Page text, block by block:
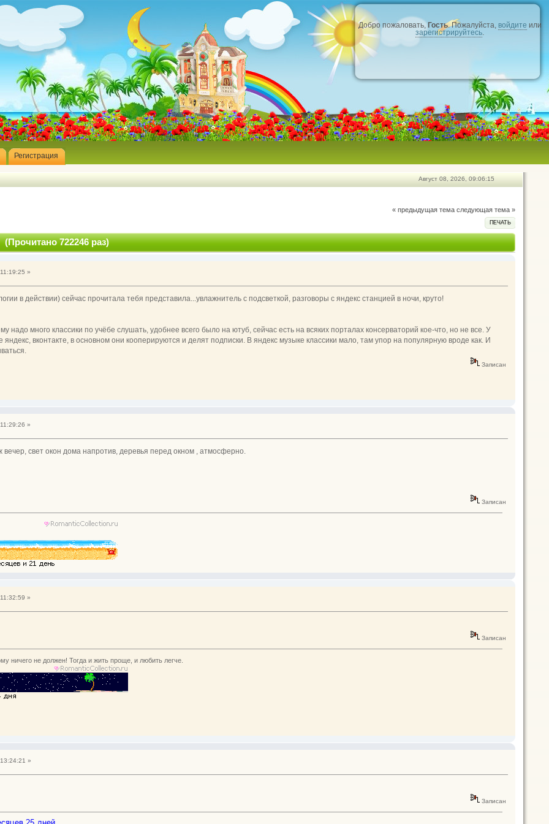
Добро пожаловать,Гость. Пожалуйста, войдите или
зарегистрируйтесь.
Регистрация
Август 08, 2026, 09:06:15
« предыдущая тема следующая тема »
ПЕЧАТЬ
722246 раз)
»
в действии) сейчас прочитала тебя представила...увлажнитель с подсветкой, разговоры с яндекс станцией в ночи, круто!
надо много классики по учёбе слушать, удобнее всего было на ютуб, сейчас есть на всяких порталах консерваторий кое-что, но не все. У
вконтакте, в основном они кооперируются и делят подписки. В яндекс музыке классики мало, там упор на популярную вроде как. И
Записан
»
вечер, свет окон дома напротив, деревья перед окном , атмосферно.
Записан
»
Записан
ничего не должен! Тогда и жить проще, и любить легче.
»
Записан